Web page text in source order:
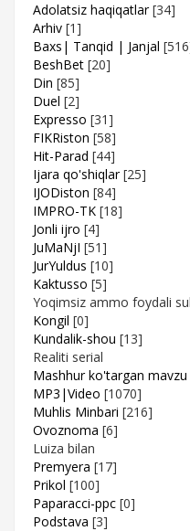
Adolatsiz haqiqatlar [34]
Arhiv [1]
Baxs| Tanqid | Janjal
BeshBet [20]
Din [85]
Duel [2]
Expresso [31]
FIKRiston [58]
Hit-Parad [44]
Ijara qo'shiqlar [25]
IJODiston [84]
IMPRO-TK [18]
Jonli ijro [4]
JuMaNjI [51]
JurYuldus [10]
Kaktusso [5]
Yoqimsiz ammo foydali
Kongil [0]
Kundalik-shou [13]
Realiti serial
Mashhur ko'targan mavzu
MP3|Video [1070]
Muhlis Minbari [216]
Ovoznoma [6]
Luiza bilan
Premyera [17]
Prikol [100]
Paparacci-ppc [0]
Podstava [3]